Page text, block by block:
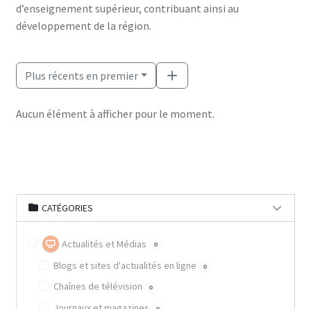
d’enseignement supérieur, contribuant ainsi au
développement de la région.
Plus récents en premier
Aucun élément à afficher pour le moment.
CATÉGORIES
Actualités et Médias 0
Blogs et sites d'actualités en ligne 0
Chaînes de télévision 0